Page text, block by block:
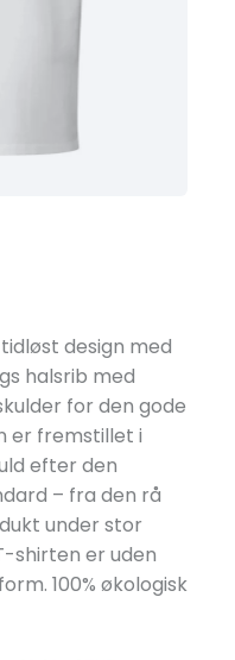
design med
halsrib med
for den gode
er fremstillet i
efter den
– fra den rå
under stor
shirten er uden
100% økologisk